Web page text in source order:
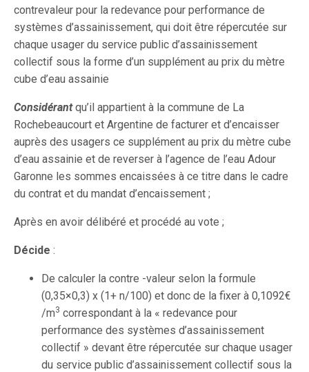
contrevaleur pour la redevance pour performance de
systèmes d’assainissement, qui doit être répercutée sur
chaque usager du service public d’assainissement
collectif sous la forme d’un supplément au prix du mètre
cube d’eau assainie
Considérant qu’il appartient à la commune de La
Rochebeaucourt et Argentine de facturer et d’encaisser
auprès des usagers ce supplément au prix du mètre cube
d’eau assainie et de reverser à l’agence de l’eau Adour
Garonne les sommes encaissées à ce titre dans le cadre
du contrat et du mandat d’encaissement ;
Après en avoir délibéré et procédé au vote ;
Décide :
De calculer la contre -valeur selon la formule
(0,35×0,3) x (1+ n/100) et donc de la fixer à 0,1092€
/m3 correspondant à la « redevance pour
performance des systèmes d’assainissement
collectif » devant être répercutée sur chaque usager
du service public d’assainissement collectif sous la